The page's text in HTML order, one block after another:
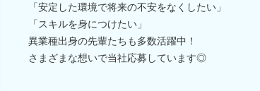
「安定した環境で将来の不安をなくしたい」
「スキルを身につけたい」
異業種出身の先輩たちも多数活躍中！
さまざまな想いで当社応募しています◎